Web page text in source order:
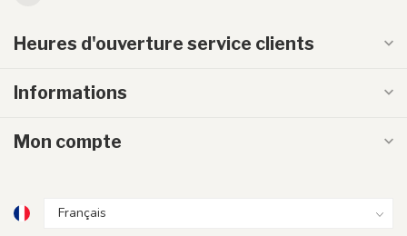
Heures d'ouverture service clients
Informations
Mon compte